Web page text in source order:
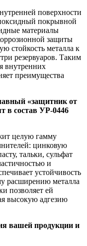
поверхности
покрывной
материалы
защиты
стойкость металла к
резервуаров. Таким
внутренних
преимущества
«защитник от
в состав УР-0446
целую гамму
цинковую
тальки, сульфат
и
устойчивость
расширению металла
позволяет ей
высокую адгезию
вашей продукции и